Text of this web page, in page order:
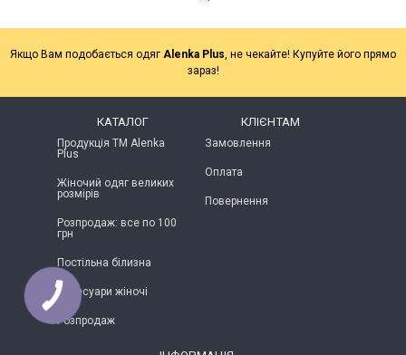
Якщо Вам подобається одяг Alenka Plus , не чекайте! Купуйте його прямо
зараз!
КАТАЛОГ
Продукція ТМ Alenka
Plus
Жіночий одяг великих
розмірів
Розпродаж: все по 100
грн
Постільна білизна
Аксесуари жіночі
Розпродаж
КЛІЄНТАМ
Замовлення
Оплата
Повернення
КНОПКА
ЗВ'ЯЗКУ